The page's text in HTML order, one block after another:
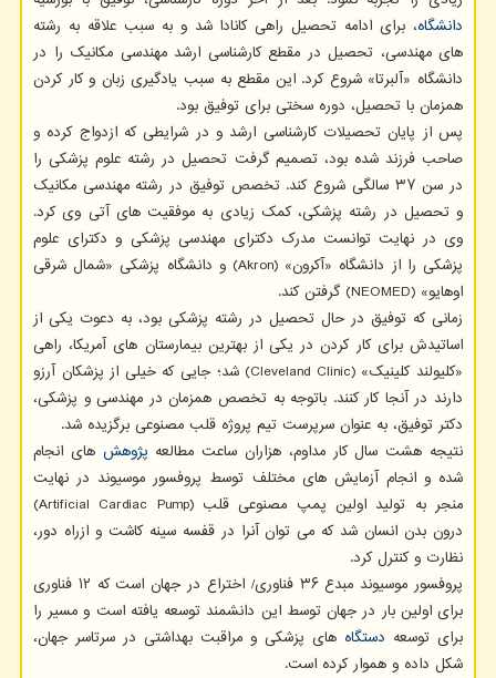
دانشگاه، برای ادامه تحصیل راهی کانادا شد و به سبب علاقه به رشته
های مهندسی، تحصیل در مقطع کارشناسی ارشد مهندسی مکانیک را در
دانشگاه «آلبرتا» شروع کرد. این مقطع به سبب یادگیری زبان و کار کردن
همزمان با تحصیل، دوره سختی برای توفیق بود.
پس از پایان تحصیلات کارشناسی ارشد و در شرایطی که ازدواج کرده و
صاحب فرزند شده بود، تصمیم گرفت تحصیل در رشته علوم پزشکی را
در سن ۳۷ سالگی شروع کند. تخصص توفیق در رشته مهندسی مکانیک
و تحصیل در رشته پزشکی، کمک زیادی به موفقیت های آتی وی کرد.
وی در نهایت توانست مدرک دکترای مهندسی پزشکی و دکترای علوم
پزشکی را از دانشگاه «آکرون» (Akron) و دانشگاه پزشکی «شمال شرقی
اوهایو» (NEOMED) گرفتن کند.
زمانی که توفیق در حال تحصیل در رشته پزشکی بود، به دعوت یکی از
اساتیدش برای کار کردن در یکی از بهترین بیمارستان های آمریکا، راهی
«کلیولند کلینیک» (Cleveland Clinic) شد؛ جایی که خیلی از پزشکان آرزو
دارند در آنجا کار کنند. باتوجه به تخصص همزمان در مهندسی و پزشکی،
دکتر توفیق، به عنوان سرپرست تیم پروژه قلب مصنوعی برگزیده شد.
نتیجه هشت سال کار مداوم، هزاران ساعت مطالعه پژوهش های انجام
شده و انجام آزمایش های مختلف توسط پروفسور موسیوند در نهایت
منجر به تولید اولین پمپ مصنوعی قلب (Artificial Cardiac Pump)
درون بدن انسان شد که می توان آنرا در قفسه سینه کاشت و ازراه دور،
نظارت و کنترل کرد.
پروفسور موسیوند مبدع ۳۶ فناوری/ اختراع در جهان است که ۱۲ فناوری
برای اولین بار در جهان توسط این دانشمند توسعه یافته است و مسیر را
برای توسعه دستگاه های پزشکی و مراقبت بهداشتی در سرتاسر جهان،
شکل داده و هموار کرده است.